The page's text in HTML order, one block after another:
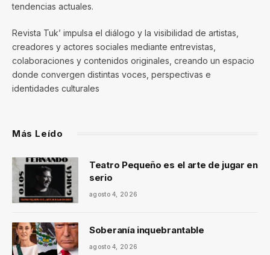
tendencias actuales.
Revista Tuk’ impulsa el diálogo y la visibilidad de artistas,
creadores y actores sociales mediante entrevistas,
colaboraciones y contenidos originales, creando un espacio
donde convergen distintas voces, perspectivas e
identidades culturales
Más Leído
Teatro Pequeño es el arte de jugar en
serio
agosto 4, 2026
Soberanía inquebrantable
agosto 4, 2026